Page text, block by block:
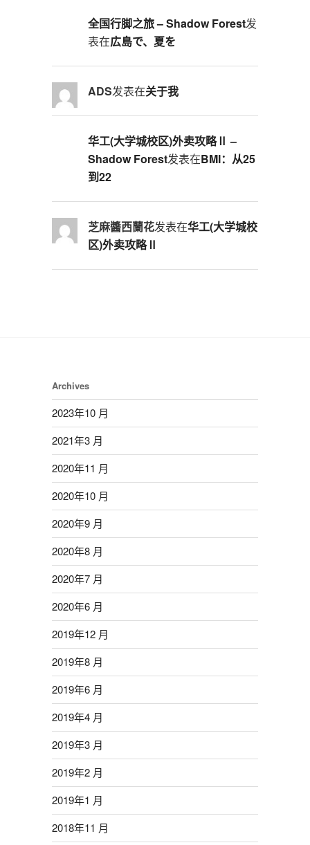
全国行脚之旅 – Shadow Forest发
表在広島で、夏を
ADS发表在关于我
华工(大学城校区)外卖攻略Ⅱ –
Shadow Forest发表在BMI：从25
到22
芝麻醬西蘭花发表在华工(大学城校
区)外卖攻略Ⅱ
Archives
2023年10 月
2021年3 月
2020年11 月
2020年10 月
2020年9 月
2020年8 月
2020年7 月
2020年6 月
2019年12 月
2019年8 月
2019年6 月
2019年4 月
2019年3 月
2019年2 月
2019年1 月
2018年11 月